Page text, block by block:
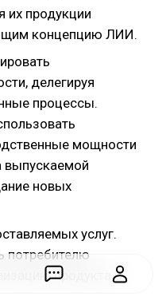
их продукции
концепцию ЛИИ.
делегируя
процессы.
мощности
выпускаемой
новых
услуг.
потребителю
продукта и